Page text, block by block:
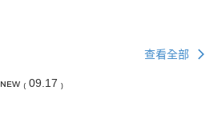
查看全部
ɴᴇᴡ ₍ 09.17 ₎